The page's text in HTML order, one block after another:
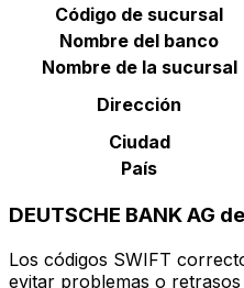
Código de sucursal
Nombre del banco
Nombre de la sucursal
Dirección
Ciudad
País
DEUTSCHE BANK AG
Los códigos SWIFT
evitar problemas o